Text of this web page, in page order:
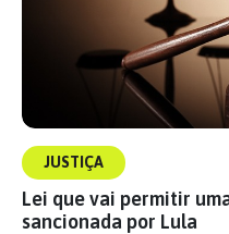
JUSTIÇA
Lei que vai permitir
sancionada por Lula